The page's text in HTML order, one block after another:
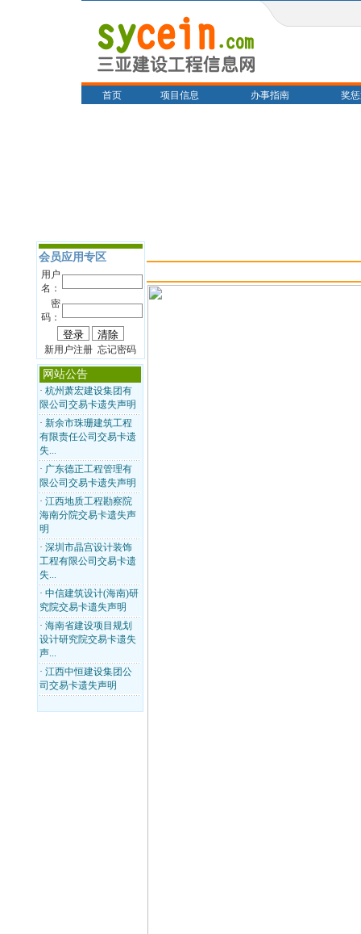
首页 项目信息 办事指南 奖
会员应用专区
用户
名：
密
码：
新用户注册 忘记密码
网站公告
· 杭州萧宏建设集团有
限公司交易卡遗失声明
· 新余市珠珊建筑工程
有限责任公司交易卡遗
失...
· 广东德正工程管理有
限公司交易卡遗失声明
· 江西地质工程勘察院
海南分院交易卡遗失声
明
· 深圳市晶宫设计装饰
工程有限公司交易卡遗
失...
· 中信建筑设计(海南)研
究院交易卡遗失声明
· 海南省建设项目规划
设计研究院交易卡遗失
声...
· 江西中恒建设集团公
司交易卡遗失声明